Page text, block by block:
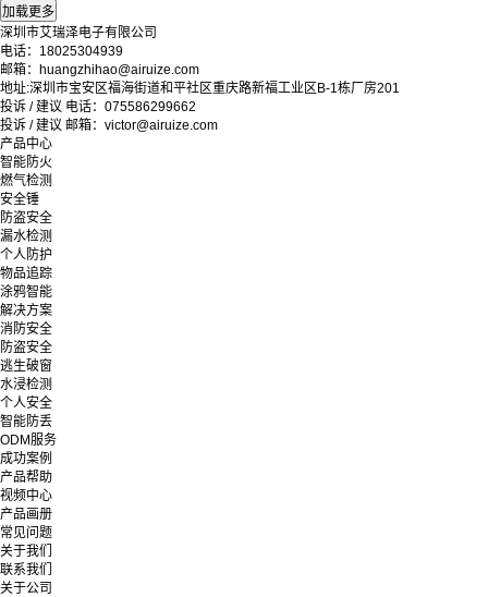
深圳市艾瑞泽电子有限公司
电话：18025304939
邮箱：huangzhihao@airuize.com
地址:深圳市宝安区福海街道和平社区重庆路新福工业区B-1栋厂房201
投诉 / 建议 电话：075586299662
投诉 / 建议 邮箱：victor@airuize.com
产品中心
智能防火
燃气检测
安全锤
防盗安全
漏水检测
个人防护
物品追踪
涂鸦智能
解决方案
消防安全
防盗安全
逃生破窗
水浸检测
个人安全
智能防丢
ODM服务
成功案例
产品帮助
视频中心
产品画册
常见问题
关于我们
联系我们
关于公司